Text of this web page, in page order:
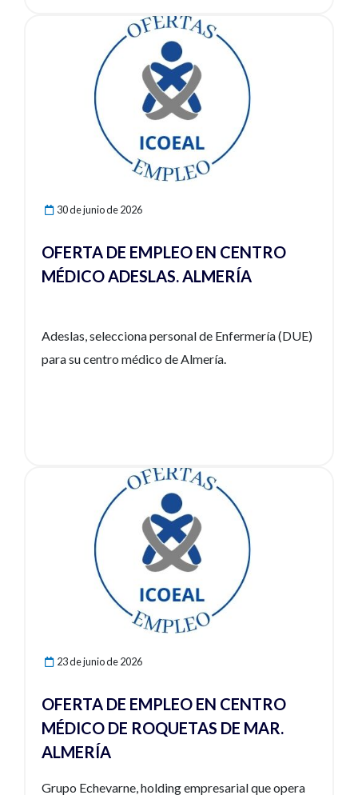
30 de junio de 2026
OFERTA DE EMPLEO EN CENTRO
MÉDICO ADESLAS. ALMERÍA
Adeslas, selecciona personal de Enfermería (DUE)
para su centro médico de Almería.
23 de junio de 2026
OFERTA DE EMPLEO EN CENTRO
MÉDICO DE ROQUETAS DE MAR.
ALMERÍA
Grupo Echevarne, holding empresarial que opera